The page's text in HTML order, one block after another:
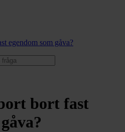
egendom som gåva?
bort fast